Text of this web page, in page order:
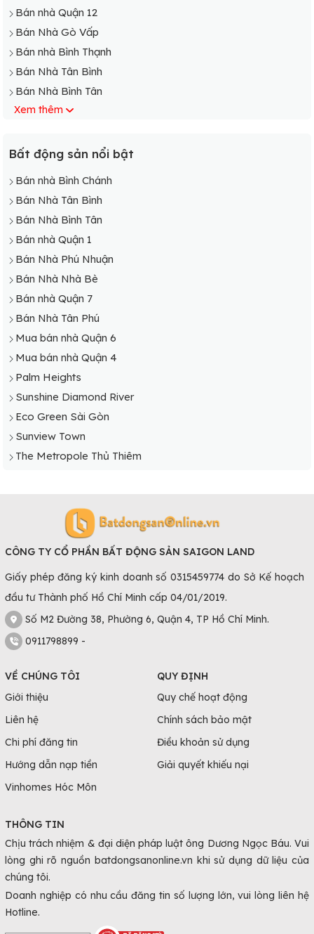
Bán nhà Quận 12
Bán Nhà Gò Vấp
Bán nhà Bình Thạnh
Bán Nhà Tân Bình
Bán Nhà Bình Tân
Bán Nhà Phú Nhuận
Bán Nhà Cần Giờ
Bán Nhà Tân Phú
Xem thêm
Bất động sản nổi bật
Bán nhà Bình Chánh
Bán Nhà Tân Bình
Bán Nhà Bình Tân
Bán nhà Quận 1
Bán Nhà Phú Nhuận
Bán Nhà Nhà Bè
Bán nhà Quận 7
Bán Nhà Tân Phú
Mua bán nhà Quận 6
Mua bán nhà Quận 4
Palm Heights
Sunshine Diamond River
Eco Green Sài Gòn
Sunview Town
The Metropole Thủ Thiêm
CÔNG TY CỔ PHẦN BẤT ĐỘNG SẢN SAIGON LAND
Giấy phép đăng ký kinh doanh số 0315459774 do Sở Kế hoạch
đầu tư Thành phố Hồ Chí Minh cấp 04/01/2019.
Số M2 Đường 38, Phường 6, Quận 4, TP Hồ Chí Minh.
0911798899 -
VỀ CHÚNG TÔI
Giới thiệu
Liên hệ
Chi phí đăng tin
Hướng dẫn nạp tiền
Vinhomes Hóc Môn
QUY ĐỊNH
Quy chế hoạt động
Chính sách bảo mật
Điều khoản sử dụng
Giải quyết khiếu nại
THÔNG TIN
Chịu trách nhiệm & đại diện pháp luật ông Dương Ngọc Báu. Vui
lòng ghi rõ nguồn batdongsanonline.vn khi sử dụng dữ liệu của
chúng tôi.
Doanh nghiệp có nhu cầu đăng tin số lượng lớn, vui lòng liên hệ
Hotline.